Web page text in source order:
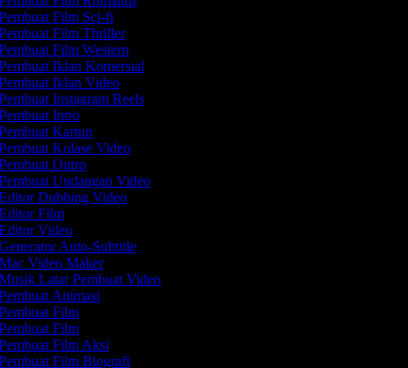
Film Sci-fi
Film Thriller
Film Western
Iklan Komersial
Iklan Video
Instagram Reels
Intro
Kartun
Kolase Video
Outro
Undangan Video
Dubbing Video
Film
Video
Auto-Subtitle
Video Maker
Latar Pembuat Video
Animasi
Film
Film
Film Aksi
Film Biografi